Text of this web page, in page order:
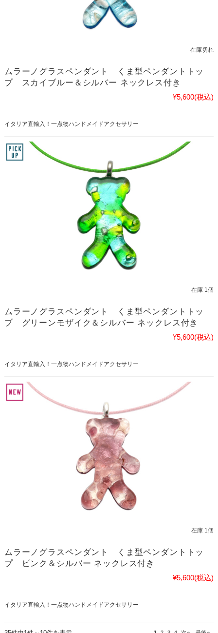
在庫切れ
ムラーノグラスペンダント くま型ペンダントトッ
プ スカイブルー＆シルバー ネックレス付き
¥5,600(税込)
イタリア直輸入！一点物ハンドメイドアクセサリー
在庫 1個
ムラーノグラスペンダント くま型ペンダントトッ
プ グリーンモザイク＆シルバー ネックレス付き
¥5,600(税込)
イタリア直輸入！一点物ハンドメイドアクセサリー
在庫 1個
ムラーノグラスペンダント くま型ペンダントトッ
プ ピンク＆シルバー ネックレス付き
¥5,600(税込)
イタリア直輸入！一点物ハンドメイドアクセサリー